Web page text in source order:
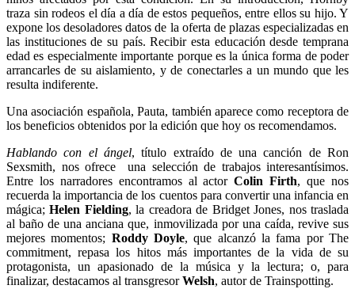
traza sin rodeos el día a día de estos pequeños, entre ellos su hijo. Y
expone los desoladores datos de la oferta de plazas especializadas en
las instituciones de su país. Recibir esta educación desde temprana
edad es especialmente importante porque es la única forma de poder
arrancarles de su aislamiento, y de conectarles a un mundo que les
resulta indiferente.
Una asociación española, Pauta, también aparece como receptora de
los beneficios obtenidos por la edición que hoy os recomendamos.
Hablando con el ángel, título extraído de una canción de Ron
Sexsmith, nos ofrece una selección de trabajos interesantísimos.
Entre los narradores encontramos al actorColin Firth, que nos
recuerda la importancia de los cuentos para convertir una infancia en
mágica;Helen Fielding, la creadora de Bridget Jones, nos traslada
al baño de una anciana que, inmovilizada por una caída, revive sus
mejores momentos; Roddy Doyle, que alcanzó la fama por The
commitment, repasa los hitos más importantes de la vida de su
protagonista, un apasionado de la música y la lectura; o, para
finalizar, destacamos al transgresorWelsh, autor de Trainspotting.